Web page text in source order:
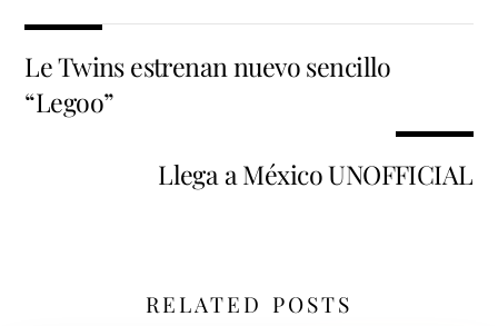
Le Twins estrenan nuevo sencillo
“Legoo”
Llega a México UNOFFICIAL
RELATED POSTS